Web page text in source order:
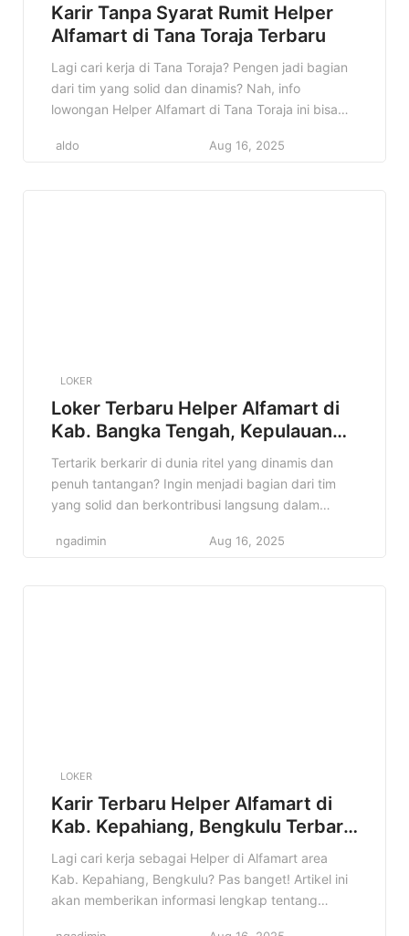
Karir Tanpa Syarat Rumit Helper
Alfamart di Tana Toraja Terbaru
Lagi cari kerja di Tana Toraja? Pengen jadi bagian
dari tim yang solid dan dinamis? Nah, info
lowongan Helper Alfamart di Tana Toraja ini bisa
jaringan minimarket terbesar di Indonesia, lagi
aldo Aug 16, 2025
LOKER
Loker Terbaru Helper Alfamart di
Kab. Bangka Tengah, Kepulauan
Bangka Belitung Terbaru Tahun
2025
Tertarik berkarir di dunia ritel yang dinamis dan
penuh tantangan? Ingin menjadi bagian dari tim
yang solid dan berkontribusi langsung dalam
Helper Alfamart di Kab. Bangka Tengah, Kepulauan
ngadimin Aug 16, 2025
LOKER
Karir Terbaru Helper Alfamart di
Kab. Kepahiang, Bengkulu Terbaru
Tahun 2025
Lagi cari kerja sebagai Helper di Alfamart area
Kab. Kepahiang, Bengkulu? Pas banget! Artikel ini
akan memberikan informasi lengkap tentang